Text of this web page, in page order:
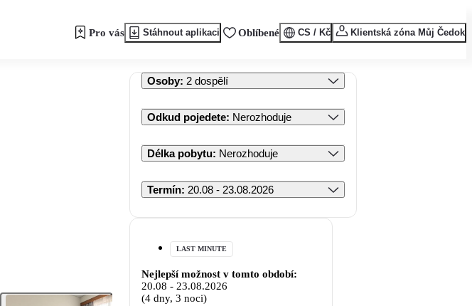
Pro vás Stáhnout aplikaci Oblíbené CS / Kč Klientská zóna Můj Čedok
Osoby: 2 dospělí
Odkud pojedete: Nerozhoduje
Délka pobytu: Nerozhoduje
Termín: 20.08 - 23.08.2026
LAST MINUTE
Nejlepší možnost v tomto období:
20.08 - 23.08.2026
(4 dny, 3 noci)